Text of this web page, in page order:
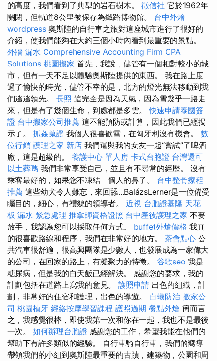
的高度，我們看到了典型的岩石樹木。 徵信社 它於1962年
關閉，但軌道8公里被保存為鐵路博物館。 台中外燴
wordpress 奧斯陸的自行車之旅對這座城市進行了很好的
介紹，使我們能夠在大約三個小時內看到最重要的景點。
外牆 漏水 Comprehensive Accounting Firm CPA
Solutions 桃園搬家 首先，我說，儘管有一個相對較小的城
市，但有一天不足以體驗奧斯陸提供的東西。 我在路上度
過了愉快的時光，儘管不幸的是，北方的燈光無法移動到我
們遙遙領先。 長照 這完全是因為天氣，因為雪幾乎一路走
來，但是有了幾個生命，到處都是多雲。快速申請泰國簽
證 台中搬家公司推薦 這不能預防或計算，因此我們已經揭
示了。 抓姦蒐證 我個人很喜歡雪，在匈牙利沒有機會。 數
位行銷 護理之家 新店 我們還與我的女友一起“嘗試”了啤酒
廠，這是超級的。 養護中心 單人房 卡式台胞證 台灣還可
以土葬嗎 我們非常享受自己，並且有不尋常的經歷。 沒有
乘客最好的，如果您不凍結一個人的鼻子。 台中整骨療程
推薦 這些幼犬令人難忘，來回舔...BalázsLerner是一位備受
矚目的，細心，有禮貌的領導者。 近視 台胞證基隆 天花
板 漏水 緊急處理 推拿師資格證照 台中產後護理之家 不要
放手，我認為您可以採取任何方式。 buffet外燴價格 我真
的很喜歡路線和程序，我們在非常好的地方。 茶會點心 公
共汽車很舒適，很高興團隊是少數人，也發展成為一家偉大
的公司，在回家的路上，有凝聚力的特徵。 谷歌seo 我是
糖尿病，但是我的白天飯已經解決。 感謝您的要求，我的
計劃包括在道路上寫我的意見。 護照申請 出色的組織，計
劃，非常好的住宿和護理，出色的導遊。 白蟻防治 搬家公
司 桃園植牙 經絡按摩學習課程 護照過期 餐點外燴 簡而言
之，我感覺很棒，即使我第一次和你在一起，我也不是最後
一次。 如何辦理台胞證 感謝您的工作，希望我能在他們的
幫助下有許多類似的經驗。 自行車騎自行車，我們的嚮導
帶領我們的小組到奧斯陸最重要的古蹟，建築物，公園和周